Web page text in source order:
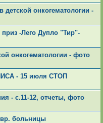
онкогематологии -
приз -Лего Дупло "Тир"-
онкогематологии - фото
- 15 июля СТОП
- с.11-12, отчеты, фото
больницы